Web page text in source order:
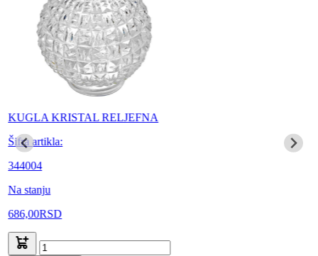
KUGLA KRISTAL RELJEFNA
Šifra artikla:
344004
Na stanju
686,00RSD